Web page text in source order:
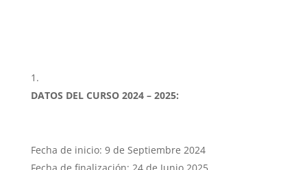
DATOS DEL CURSO 2024 – 2025:
Fecha de inicio: 9 de Septiembre 2024